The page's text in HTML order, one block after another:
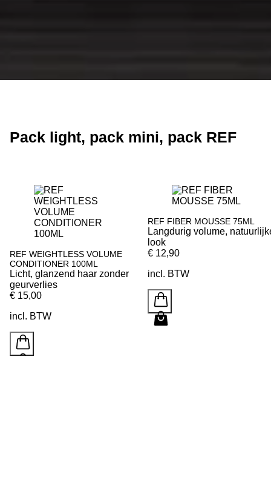
Pack light, pack mini, pack REF
REF WEIGHTLESS VOLUME
CONDITIONER 100ML
Licht, glanzend haar zonder
geurverlies
€ 15,00
incl. BTW
REF FIBER MOUSSE 75ML
Langdurig volume,
look
€ 12,90
incl. BTW